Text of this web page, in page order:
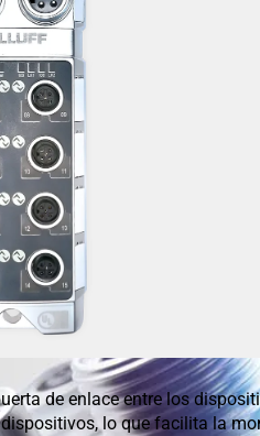
de enlace entre los
lo que facilita la